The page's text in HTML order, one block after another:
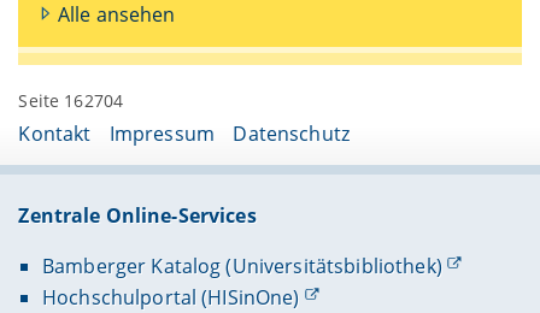
Alle ansehen
Seite 162704
Kontakt Impressum Datenschutz
Zentrale Online-Services
Bamberger Katalog (Universitätsbibliothek)
Hochschulportal (HISinOne)